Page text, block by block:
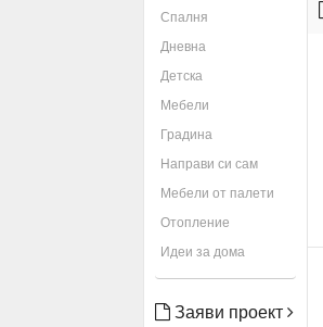
Спалня
Дневна
Детска
Мебели
Градина
Направи си сам
Мебели от палети
Отопление
Идеи за дома
Заяви проект